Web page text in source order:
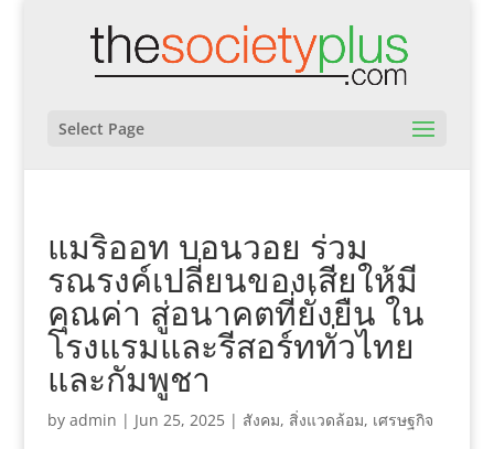
Select Page
แมริออท บอนวอย ร่วม
รณรงค์เปลี่ยนของเสียให้มี
คุณค่า สู่อนาคตที่ยั่งยืน ใน
โรงแรมและรีสอร์ททั่วไทย
และกัมพูชา
by admin | Jun 25, 2025| สังคม, สิ่งแวดล้อม, เศรษฐกิจ